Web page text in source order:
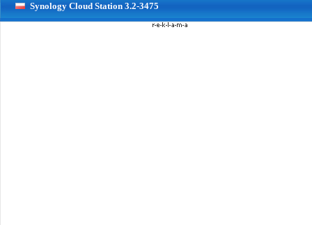
Synology Cloud Station 3.2-3475